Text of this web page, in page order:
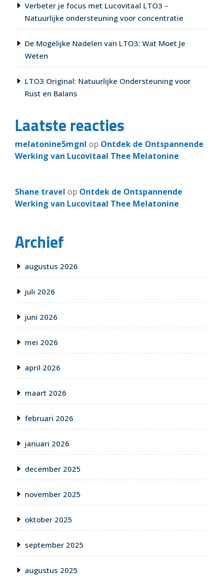
Verbeter je focus met Lucovitaal LTO3 –
Natuurlijke ondersteuning voor concentratie
De Mogelijke Nadelen van LTO3: Wat Moet Je
Weten
LTO3 Original: Natuurlijke Ondersteuning voor
Rust en Balans
Laatste reacties
melatonine5mgnl op Ontdek de Ontspannende
Werking van Lucovitaal Thee Melatonine
Shane travel op Ontdek de Ontspannende
Werking van Lucovitaal Thee Melatonine
Archief
augustus 2026
juli 2026
juni 2026
mei 2026
april 2026
maart 2026
februari 2026
januari 2026
december 2025
november 2025
oktober 2025
september 2025
augustus 2025